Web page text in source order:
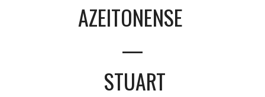
AZEITONENSE
—
STUART